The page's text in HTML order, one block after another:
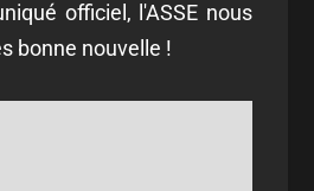
officiel, l'ASSE nous
bonne nouvelle !